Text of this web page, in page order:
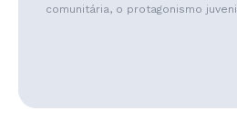
comunitária, o protagonismo